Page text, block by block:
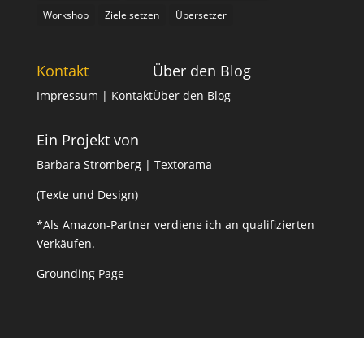
Workshop
Ziele setzen Übersetzer
Kontakt
Impressum | Kontakt
Über den Blog
Über den Blog
Ein Projekt von
Barbara Stromberg | Textorama
(Texte und Design)
*Als Amazon-Partner verdiene ich an qualifizierten
Verkäufen.
Grounding Page